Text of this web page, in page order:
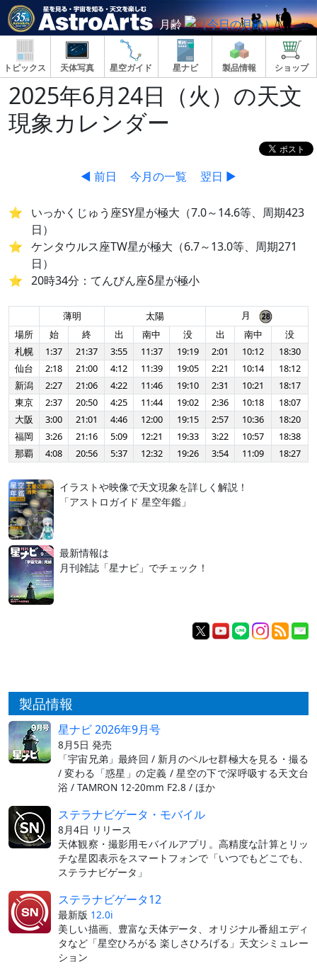
月齢
トピックス 天体写真 星空ガイド 星ナビ 製品情報 ショップ
2025年6月24日（火）の天文
現象カレンダー
◀ 前日 今月の一覧 翌日 ▶
いっかくじゅう座SY星が極大（7.0～14.6等、周期423
日）
ケンタウルス座TW星が極大（6.7～13.0等、周期271
日）
20時34分：てんびん座δ星が極小
薄明 太陽
月
場所
始 終 出 南中 没 出 南中
没
札幌
1:37 21:37 3:55 11:37 19:19 2:01 10:12
18:30
仙台
2:18 21:00 4:12 11:39 19:05 2:21 10:14
18:12
新潟
2:27 21:06 4:22 11:46 19:10 2:31 10:21
18:17
東京
2:37 20:50 4:25 11:44 19:02 2:36 10:18
18:07
大阪
3:00 21:01 4:46 12:00 19:15 2:57 10:36
18:20
福岡
3:26 21:16 5:09 12:21 19:33 3:22 10:57
18:38
那覇
4:08 20:56 5:37 12:32 19:26 3:54 11:09 18:27
イラストや映像で天文現象を詳しく解説！
「アストロガイド 星空年鑑」
最新情報は
月刊雑誌「星ナビ」でチェック！
製品情報
星ナビ 2026年9月号
8月5日 発売
「宇宙兄弟」最終回 / 新月のペルセ群極大を見る・撮る
/ 変わる「惑星」の定義 / 星空の下で深呼吸する天文台
浴 / TAMRON 12-20mm F2.8 / ほか
ステラナビゲータ・モバイル
8月4日 リリース
天体観察・撮影用モバイルアプリ。高精度な計算とリッ
チな星図表示をスマートフォンで「いつでもどこでも、
ステラナビゲータ」
ステラナビゲータ12
最新版 12.0i
美しい描画、豊富な天体データ、オリジナル番組エディ
タなど「星空ひろがる 楽しさひろげる」天文シミュレー
ション